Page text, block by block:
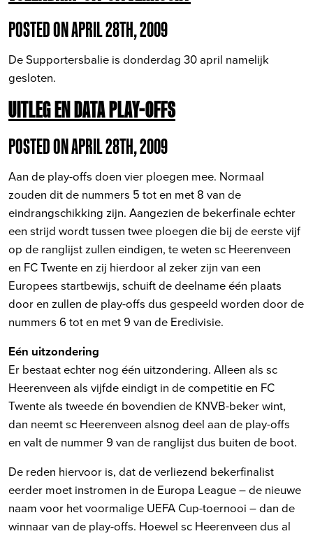
POSTED ON APRIL 28TH, 2009
De Supportersbalie is donderdag 30 april namelijk
gesloten.
UITLEG EN DATA PLAY-OFFS
POSTED ON APRIL 28TH, 2009
Aan de play-offs doen vier ploegen mee. Normaal
zouden dit de nummers 5 tot en met 8 van de
eindrangschikking zijn. Aangezien de bekerfinale echter
een strijd wordt tussen twee ploegen die bij de eerste vijf
op de ranglijst zullen eindigen, te weten sc Heerenveen
en FC Twente en zij hierdoor al zeker zijn van een
Europees startbewijs, schuift de deelname één plaats
door en zullen de play-offs dus gespeeld worden door de
nummers 6 tot en met 9 van de Eredivisie.
Eén uitzondering
Er bestaat echter nog één uitzondering. Alleen als sc
Heerenveen als vijfde eindigt in de competitie en FC
Twente als tweede én bovendien de KNVB-beker wint,
dan neemt sc Heerenveen alsnog deel aan de play-offs
en valt de nummer 9 van de ranglijst dus buiten de boot.
De reden hiervoor is, dat de verliezend bekerfinalist
eerder moet instromen in de Europa League – de nieuwe
naam voor het voormalige UEFA Cup-toernooi – dan de
winnaar van de play-offs. Hoewel sc Heerenveen dus al